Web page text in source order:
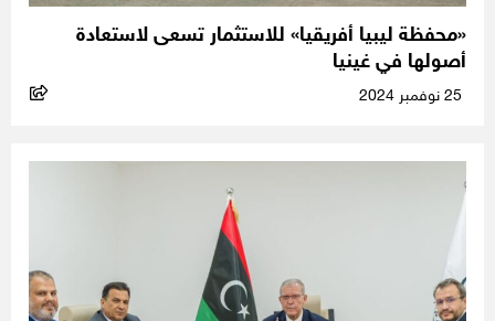
«محفظة ليبيا أفريقيا» للاستثمار تسعى لاستعادة
أصولها في غينيا